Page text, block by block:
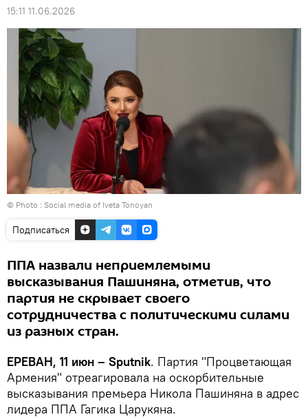
15:11 11.06.2026
© Photo : Social media of Iveta Tonoyan
Подписаться
ППА назвали неприемлемыми
высказывания Пашиняна, отметив, что
партия не скрывает своего
сотрудничества с политическими силами
из разных стран.
ЕРЕВАН, 11 июн – Sputnik. Партия "Процветающая
Армения" отреагировала на оскорбительные
высказывания премьера Никола Пашиняна в адрес
лидера ППА Гагика Царукяна.